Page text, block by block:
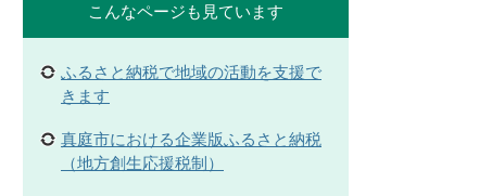
こんなページも見ています
ふるさと納税で地域の活動を支援で
きます
真庭市における企業版ふるさと納税
（地方創生応援税制）